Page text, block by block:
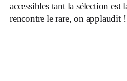
accessibles tant la sélection est
rencontre le rare, on applaudit !